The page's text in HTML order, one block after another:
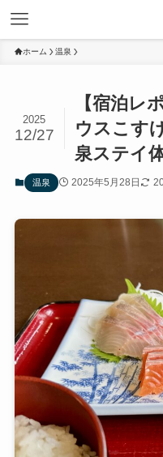
ホーム 温泉
【宿泊レ
ウスこす
泉ステイ
2025
12/27
温泉 2025年5月28日